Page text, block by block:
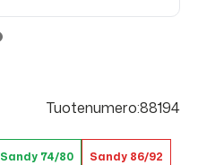
Tuotenumero:88194
Sandy 74/80 Sandy 86/92